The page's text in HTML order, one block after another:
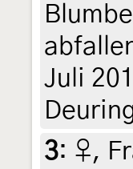
Juli
3: ♀,